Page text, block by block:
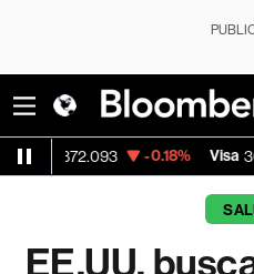
-0.18% Visa 367.185 -
EE.UU.